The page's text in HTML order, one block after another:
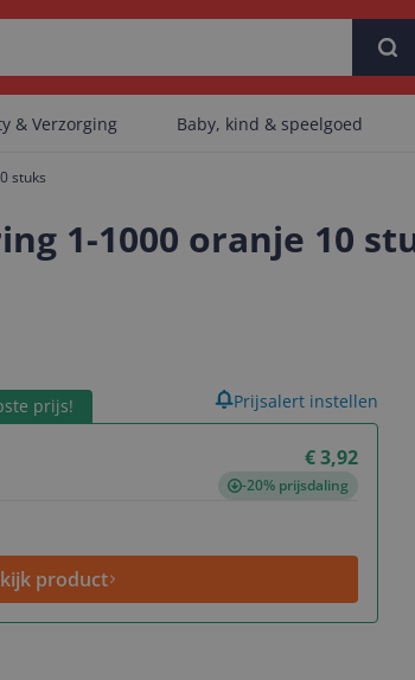
gevonden.
gevonden.
& Verzorging Baby, kind & speelgoed
stuks
1-1000 oranje 10
prijs!
€ 3,92
-20% prijsdaling
product
Prijsalert instellen